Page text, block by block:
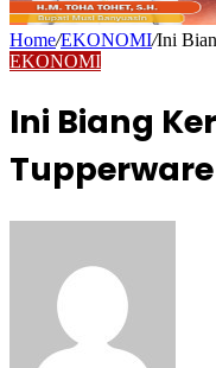
Home/EKONOMI/Ini
EKONOMI
Ini Biang
Tupperware